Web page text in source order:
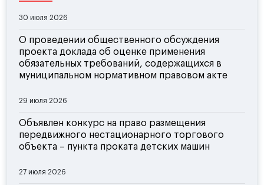
30 июля 2026
О проведении общественного обсуждения
проекта доклада об оценке применения
обязательных требований, содержащихся в
муниципальном нормативном правовом акте
29 июля 2026
Объявлен конкурс на право размещения
передвижного нестационарного торгового
объекта – пункта проката детских машин
27 июля 2026